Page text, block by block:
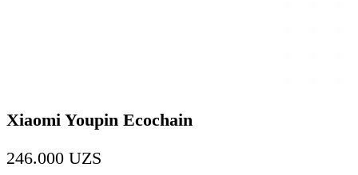
Xiaomi Youpin Ecochain
246.000 UZS